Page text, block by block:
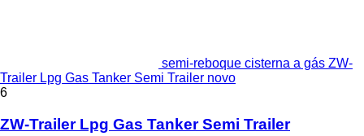
semi-reboque cisterna a gás ZW-
Trailer Lpg Gas Tanker Semi Trailer novo
6
ZW-Trailer Lpg Gas Tanker Semi Trailer